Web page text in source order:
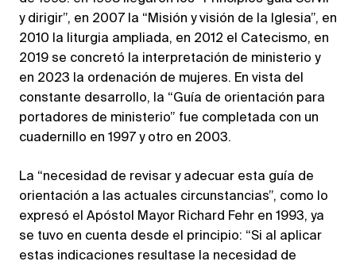
y dirigir”, en 2007 la “Misión y visión de la Iglesia”, en
2010 la liturgia ampliada, en 2012 el Catecismo, en
2019 se concretó la interpretación de ministerio y
en 2023 la ordenación de mujeres. En vista del
constante desarrollo, la “Guía de orientación para
portadores de ministerio” fue completada con un
cuadernillo en 1997 y otro en 2003.
La “necesidad de revisar y adecuar esta guía de
orientación a las actuales circunstancias”, como lo
expresó el Apóstol Mayor Richard Fehr en 1993, ya
se tuvo en cuenta desde el principio: “Si al aplicar
estas indicaciones resultase la necesidad de